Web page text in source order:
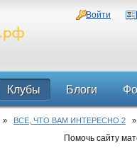
Войти
Клубы Блоги
» ВСЕ, ЧТО ВАМ ИНТЕРЕСНО 2
Помочь сайту